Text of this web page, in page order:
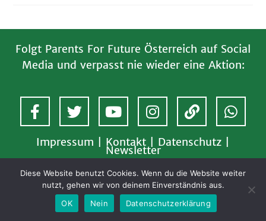
Folgt Parents For Future Österreich auf Social
Media und verpasst nie wieder eine Aktion:
Impressum Kontakt Datenschutz
Newsletter
Diese Website benutzt Cookies. Wenn du die Website weiter
nutzt, gehen wir von deinem Einverständnis aus.
OK
Nein Datenschutzerklärung